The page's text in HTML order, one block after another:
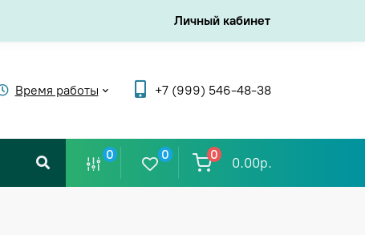
Личный кабинет
Время работы +7 (999) 546-48-38
0 0 0
0.00р.